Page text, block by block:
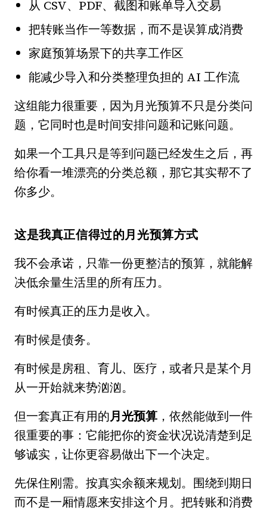
从 CSV、PDF、截图和账单导入交易
把转账当作一等数据，而不是误算成消费
家庭预算场景下的共享工作区
能减少导入和分类整理负担的 AI 工作流
这组能力很重要，因为月光预算不只是分类问
题，它同时也是时间安排问题和记账问题。
如果一个工具只是等到问题已经发生之后，再
给你看一堆漂亮的分类总额，那它其实帮不了
你多少。
这是我真正信得过的月光预算方式
我不会承诺，只靠一份更整洁的预算，就能解
决低余量生活里的所有压力。
有时候真正的压力是收入。
有时候是债务。
有时候是房租、育儿、医疗，或者只是某个月
从一开始就来势汹汹。
但一套真正有用的月光预算 ，依然能做到一件
很重要的事：它能把你的资金状况说清楚到足
够诚实，让你更容易做出下一个决定。
先保住刚需。按真实余额来规划。围绕到期日
而不是一厢情愿来安排这个月。把转账和消费